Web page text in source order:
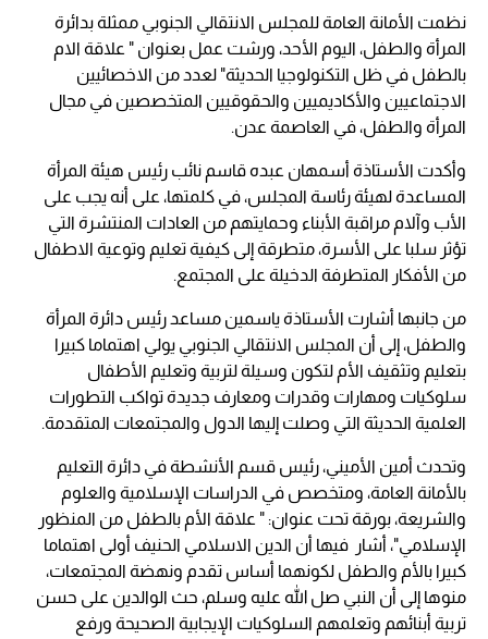
نظمت الأمانة العامة للمجلس الانتقالي الجنوبي ممثلة بدائرة
المرأة والطفل، اليوم الأحد، ورشت عمل بعنوان " علاقة الام
بالطفل في ظل التكنولوجيا الحديثة" لعدد من الاخصائيين
الاجتماعيين والأكاديميين والحقوقيين المتخصصين في مجال
المرأة والطفل، في العاصمة عدن.
وأكدت الأستاذة أسمهان عبده قاسم نائب رئيس هيئة المرأة
المساعدة لهيئة رئاسة المجلس، في كلمتها، على أنه يجب على
الأب وآلام مراقبة الأبناء وحمايتهم من العادات المنتشرة التي
تؤثر سلبا على الأسرة، متطرقة إلى كيفية تعليم وتوعية الاطفال
من الأفكار المتطرفة الدخيلة على المجتمع.
من جانبها أشارت الأستاذة ياسمين مساعد رئيس دائرة المرأة
والطفل، إلى أن المجلس الانتقالي الجنوبي يولي اهتماما كبيرا
بتعليم وتثقيف الأم لتكون وسيلة لتربية وتعليم الأطفال
سلوكيات ومهارات وقدرات ومعارف جديدة تواكب التطورات
العلمية الحديثة التي وصلت إليها الدول والمجتمعات المتقدمة.
وتحدث أمين الأميني، رئيس قسم الأنشطة في دائرة التعليم
بالأمانة العامة، ومتخصص في الدراسات الإسلامية والعلوم
والشريعة، بورقة تحت عنوان: " علاقة الأم بالطفل من المنظور
الإسلامي"، أشار فيها أن الدين الاسلامي الحنيف أولى اهتماما
كبيرا بالأم والطفل لكونهما أساس تقدم ونهضة المجتمعات،
منوها إلى أن النبي صل الله عليه وسلم، حث الوالدين على حسن
تربية أبنائهم وتعلمهم السلوكيات الإيجابية الصحيحة ورفع